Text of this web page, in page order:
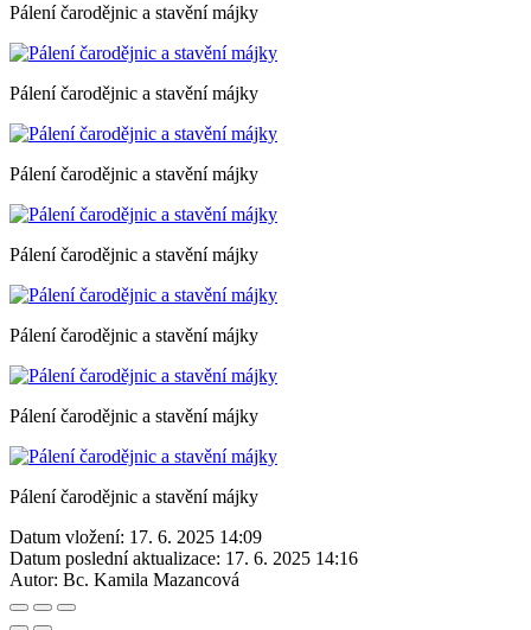
Pálení čarodějnic a stavění májky
Pálení čarodějnic a stavění májky
Pálení čarodějnic a stavění májky
Pálení čarodějnic a stavění májky
Pálení čarodějnic a stavění májky
Pálení čarodějnic a stavění májky
Pálení čarodějnic a stavění májky
Datum vložení: 17. 6. 2025 14:09
Datum poslední aktualizace: 17. 6. 2025 14:16
Autor: Bc. Kamila Mazancová